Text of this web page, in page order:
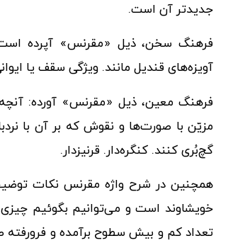
جدیدتر آن است.
فرهنگ سخن، ذیل «مقرنس» آپرده
آویزه‌های قندیل مانند. ویژگی سقف یا
فرهنگ معین، ذیل «مقرنس» آورده: آنچه
مزیّن با صورت‌ها و نقوش که بر آن با
گچ‌بُری کنند. کنگره‌دار. قرنیزدار.
همچنین در شرح واژه مقرنس نکات
خویشاوند است و می‌توانیم بگوئیم
تعداد کم و بیش سطوح برآمده و